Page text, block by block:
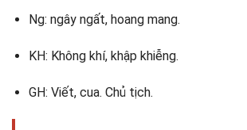
Ng: ngây ngất, hoang mang.
KH: Không khí, khập khiễng.
GH: Viết, cua. Chủ tịch.